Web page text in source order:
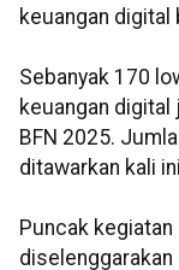
keuangan digital
Sebanyak 170
keuangan
BFN 2025.
ditawarkan kali
Puncak kegiatan